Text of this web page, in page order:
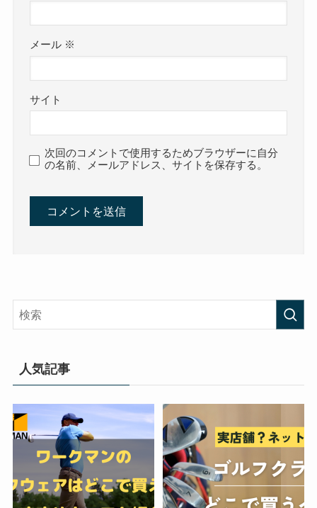
メール ※
サイト
次回のコメントで使用するためブラウザーに自分
の名前、メールアドレス、サイトを保存する。
人気記事